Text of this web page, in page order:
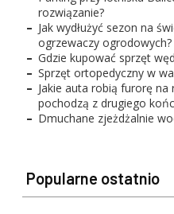
rozwiązanie?
Jak wydłużyć sezon na
ogrzewaczy ogrodowych?
Gdzie kupować sprzęt
Sprzęt ortopedyczny w
Jakie auta robią furorę
pochodzą z drugiego
Dmuchane zjeżdżalnie
Popularne ostatnio